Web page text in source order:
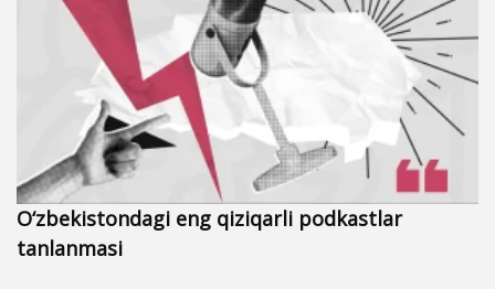
O‘zbekistondagi eng qiziqarli podkastlar
tanlanmasi